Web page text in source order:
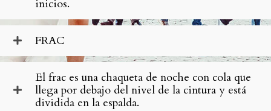
inicios.
FRAC
El frac es una chaqueta de noche con cola que
llega por debajo del nivel de la cintura y está
dividida en la espalda.